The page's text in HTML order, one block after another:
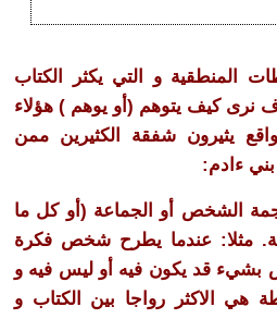
المنطقية و التي يكثر الكتاب
نرى كيف يتوهم (أو يوهم ) هؤلاء
يثيرون شفقة الكثيرين ممن
ءادم:
الشخص أو الجماعة (أو كل ما
مثلا: عندما يطرح شخص فكرة
بشيء قد يكون فيه أو ليس فيه و
هي الاكثر رواجا بين الكتاب و